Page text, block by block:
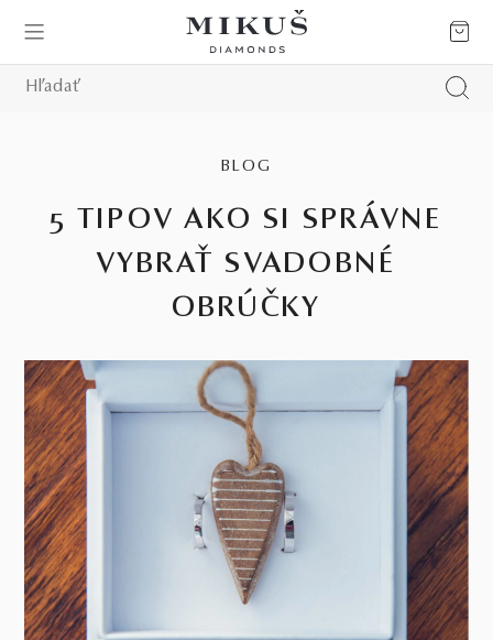
BLOG
5 TIPOV AKO SI SPRÁVNE
VYBRAŤ SVADOBNÉ
OBRÚČKY